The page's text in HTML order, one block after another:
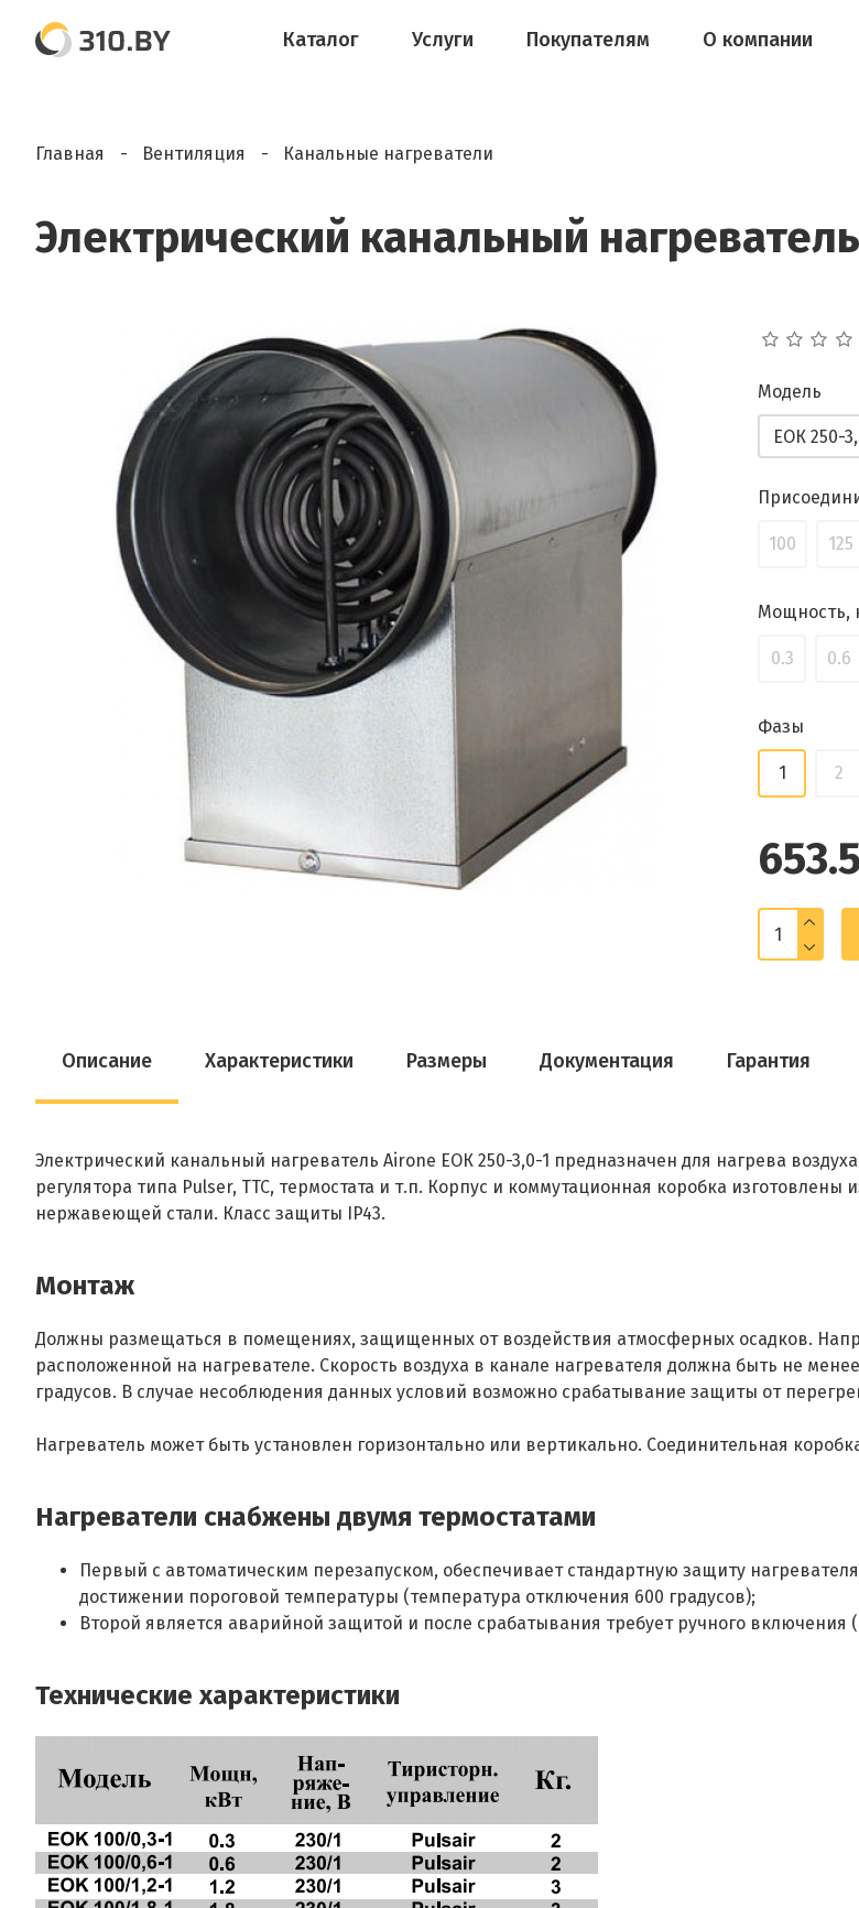
Каталог Услуги Покупателям О компании
Главная Вентиляция Канальные нагреватели
Электрический канальный
Модель
100 125
Мощность,
0.3 0.6
Фазы
1 2
Описание Характеристики Размеры Документация Гарантия
Электрический канальный нагреватель Airone ЕОК 250-3,0-1 предназначен для нагрева
регулятора типа Pulser, ТТС, термостата и т.п. Корпус и коммутационная коробка
нержавеющей стали. Класс защиты IP43.
Монтаж
Должны размещаться в помещениях, защищенных от воздействия атмосферных осадков.
расположенной на нагревателе. Скорость воздуха в канале нагревателя должна быть не
градусов. В случае несоблюдения данных условий возможно срабатывание защиты от
Нагреватель может быть установлен горизонтально или вертикально. Соединительная
Нагреватели снабжены двумя термостатами
Первый с автоматическим перезапуском, обеспечивает стандартную защиту
достижении пороговой температуры (температура отключения 600 градусов);
Второй является аварийной защитой и после срабатывания требует ручного включения
Технические характеристики